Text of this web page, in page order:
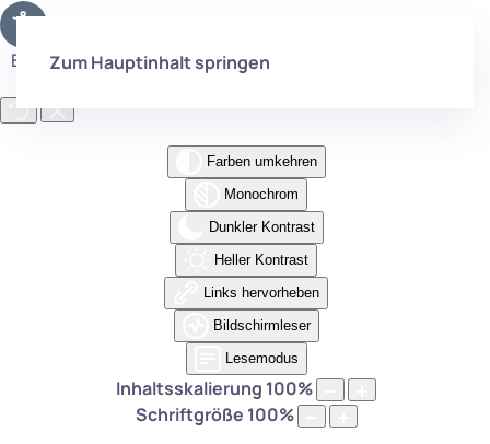
Eingabehilfen öffnen
Farben umkehren
Monochrom
Dunkler Kontrast
Heller Kontrast
Links hervorheben
Bildschirmleser
Lesemodus
Inhaltsskalierung 100%
Schriftgröße 100%
Zum Hauptinhalt springen